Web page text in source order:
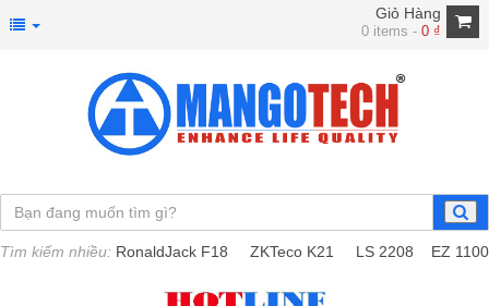
Giỏ Hàng
0 items -0 ₫
Tìm kiếm nhiều: RonaldJack F18 ZKTeco K21 LS 2208 EZ 1100